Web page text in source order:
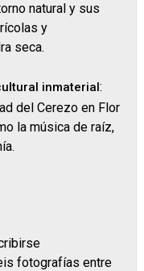
natural y sus
y
seca.
inmaterial:
del Cerezo en Flor
la música de raíz,
fotografías entre